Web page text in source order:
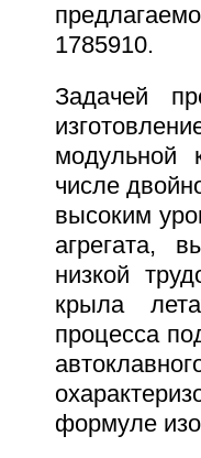
1785910.
Задачей
модульной
числе
высоким
агрегата,
низкой
крыла
процесса
формуле